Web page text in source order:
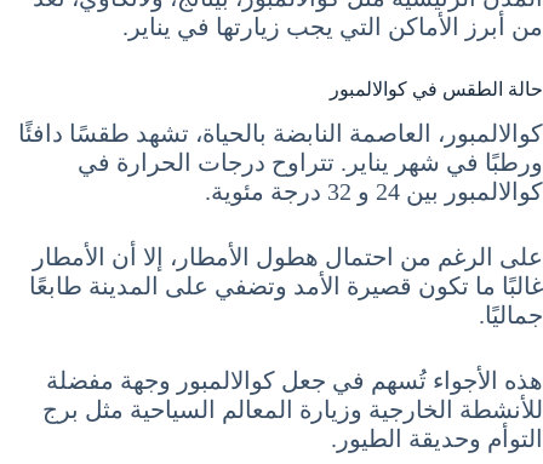
من أبرز الأماكن التي يجب زيارتها في يناير.
حالة الطقس في كوالالمبور
كوالالمبور، العاصمة النابضة بالحياة، تشهد طقسًا دافئًا
ورطبًا في شهر يناير. تتراوح درجات الحرارة في
كوالالمبور بين 24 و 32 درجة مئوية.
على الرغم من احتمال هطول الأمطار، إلا أن الأمطار
غالبًا ما تكون قصيرة الأمد وتضفي على المدينة طابعًا
جماليًا.
هذه الأجواء تُسهم في جعل كوالالمبور وجهة مفضلة
للأنشطة الخارجية وزيارة المعالم السياحية مثل برج
التوأم وحديقة الطيور.